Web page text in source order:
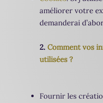
améliorer votre
demanderai
2. Comment vos
utilisées ?
Fournir les